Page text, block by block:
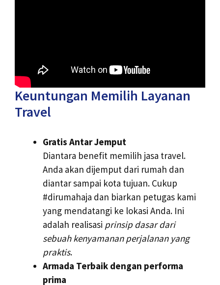
Keuntungan Memilih Layanan
Travel
Gratis Antar Jemput
Diantara benefit memilih jasa travel.
Anda akan dijemput dari rumah dan
diantar sampai kota tujuan. Cukup
#dirumahaja dan biarkan petugas kami
yang mendatangi ke lokasi Anda. Ini
adalah realisasi prinsip dasar dari
sebuah kenyamanan perjalanan yang
praktis.
Armada Terbaik dengan performa
prima